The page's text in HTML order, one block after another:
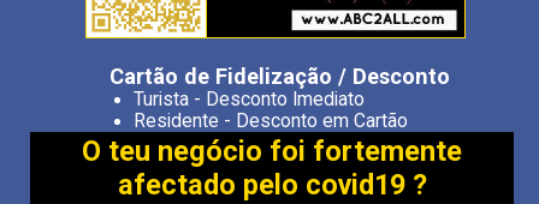
Cartão de Fidelização / Desconto
Turista - Desconto Imediato
Residente - Desconto em Cartão
O teu negócio foi fortemente
afectado pelo covid19 ?